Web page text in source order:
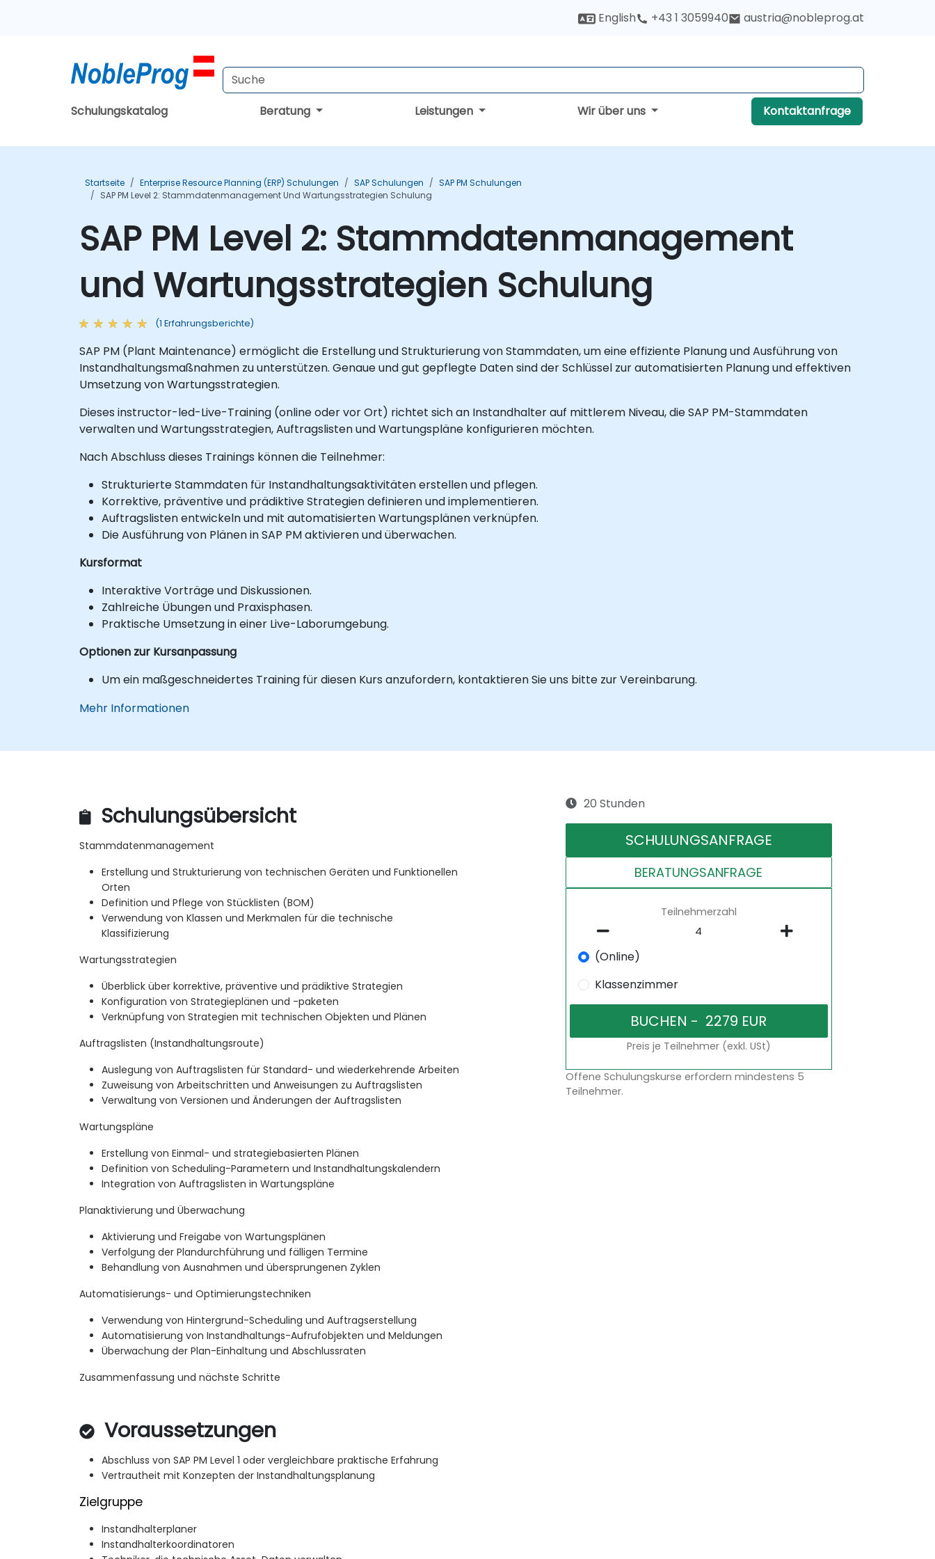
English +43 1 3059940 austria@nobleprog.at
Schulungskatalog Beratung Leistungen Wir über uns Kontaktanfrage
Startseite Enterprise Resource Planning (ERP) Schulungen SAP Schulungen
SAP PM Schulungen
SAP PM Level 2: Stammdatenmanagement Und Wartungsstrategien Schulung
SAP PM Level 2: Stammdatenmanagement
und Wartungsstrategien Schulung
(1 Erfahrungsberichte)
SAP PM (Plant Maintenance) ermöglicht die Erstellung und Strukturierung von Stammdaten, um eine effiziente Planung und Ausführung von
Instandhaltungsmaßnahmen zu unterstützen. Genaue und gut gepflegte Daten sind der Schlüssel zur automatisierten Planung und effektiven
Umsetzung von Wartungsstrategien.
Dieses instructor-led-Live-Training (online oder vor Ort) richtet sich an Instandhalter auf mittlerem Niveau, die SAP PM-Stammdaten
verwalten und Wartungsstrategien, Auftragslisten und Wartungspläne konfigurieren möchten.
Nach Abschluss dieses Trainings können die Teilnehmer:
Strukturierte Stammdaten für Instandhaltungsaktivitäten erstellen und pflegen.
Korrektive, präventive und prädiktive Strategien definieren und implementieren.
Auftragslisten entwickeln und mit automatisierten Wartungsplänen verknüpfen.
Die Ausführung von Plänen in SAP PM aktivieren und überwachen.
Kursformat
Interaktive Vorträge und Diskussionen.
Zahlreiche Übungen und Praxisphasen.
Praktische Umsetzung in einer Live-Laborumgebung.
Optionen zur Kursanpassung
Um ein maßgeschneidertes Training für diesen Kurs anzufordern, kontaktieren Sie uns bitte zur Vereinbarung.
Mehr Informationen
Schulungsübersicht
Stammdatenmanagement
Erstellung und Strukturierung von technischen Geräten und Funktionellen
Orten
Definition und Pflege von Stücklisten (BOM)
Verwendung von Klassen und Merkmalen für die technische
Klassifizierung
Wartungsstrategien
Überblick über korrektive, präventive und prädiktive Strategien
Konfiguration von Strategieplänen und -paketen
Verknüpfung von Strategien mit technischen Objekten und Plänen
Auftragslisten (Instandhaltungsroute)
Auslegung von Auftragslisten für Standard- und wiederkehrende Arbeiten
Zuweisung von Arbeitschritten und Anweisungen zu Auftragslisten
Verwaltung von Versionen und Änderungen der Auftragslisten
Wartungspläne
Erstellung von Einmal- und strategiebasierten Plänen
Definition von Scheduling-Parametern und Instandhaltungskalendern
Integration von Auftragslisten in Wartungspläne
Planaktivierung und Überwachung
Aktivierung und Freigabe von Wartungsplänen
Verfolgung der Plandurchführung und fälligen Termine
Behandlung von Ausnahmen und übersprungenen Zyklen
Automatisierungs- und Optimierungstechniken
Verwendung von Hintergrund-Scheduling und Auftragserstellung
Automatisierung von Instandhaltungs-Aufrufobjekten und Meldungen
Überwachung der Plan-Einhaltung und Abschlussraten
Zusammenfassung und nächste Schritte
Voraussetzungen
Abschluss von SAP PM Level 1 oder vergleichbare praktische Erfahrung
Vertrautheit mit Konzepten der Instandhaltungsplanung
Zielgruppe
Instandhalterplaner
Instandhalterkoordinatoren
20 Stunden
SCHULUNGSANFRAGE
BERATUNGSANFRAGE
Teilnehmerzahl
(Online)
Klassenzimmer
Preis je Teilnehmer (exkl. USt)
Offene Schulungskurse erfordern mindestens 5
Teilnehmer.